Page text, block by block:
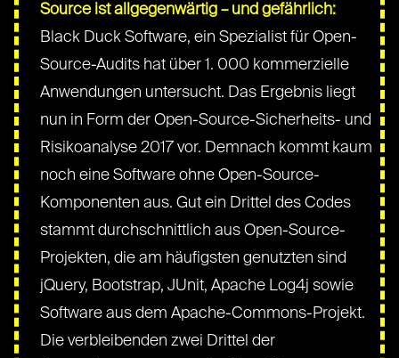
Source ist allgegenwärtig – und gefährlich:
Black Duck Software, ein Spezialist für Open-
Source-Audits hat über 1. 000 kommerzielle
Anwendungen untersucht. Das Ergebnis liegt
nun in Form der Open-Source-Sicherheits- und
Risikoanalyse 2017 vor. Demnach kommt kaum
noch eine Software ohne Open-Source-
Komponenten aus. Gut ein Drittel des Codes
stammt durchschnittlich aus Open-Source-
Projekten, die am häufigsten genutzten sind
jQuery, Bootstrap, JUnit, Apache Log4j sowie
Software aus dem Apache-Commons-Projekt.
Die verbleibenden zwei Drittel der